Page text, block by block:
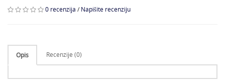
0 recenzija / Napišite recenziju
Opis Recenzije (0)